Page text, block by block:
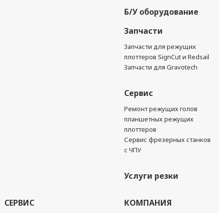
Б/У оборудование
Запчасти
Запчасти для режущих
плоттеров SignCut и Redsail
Запчасти для Gravotech
Сервис
Ремонт режущих голов
планшетных режущих
плоттеров
Сервис фрезерных станков
с ЧПУ
Услуги резки
СЕРВИС КОМПАНИЯ